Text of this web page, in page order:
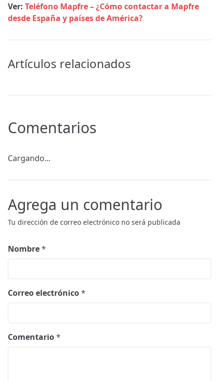
Ver: Teléfono Mapfre – ¿Cómo contactar a Mapfre
desde España y países de América?
Artículos relacionados
Comentarios
Cargando...
Agrega un comentario
Tu dirección de correo electrónico no será publicada
Nombre*
Correo electrónico*
Comentario*